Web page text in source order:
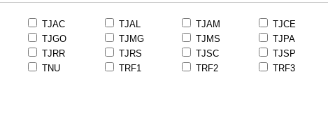
TJAC TJAL TJAM
TJCE
TJGO TJMG TJMS
TJPA
TJRR TJRS TJSC
TJSP
TNU TRF1 TRF2
TRF3